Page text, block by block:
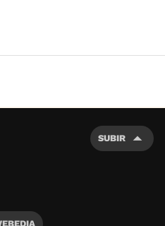
SUBIR